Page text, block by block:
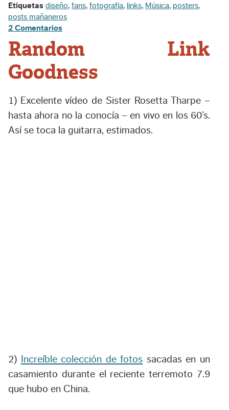
Etiquetas diseño, fans, fotografía, links, Música, posters,
posts mañaneros
2 Comentarios
Random Link
Goodness
1) Excelente vídeo de Sister Rosetta Tharpe –
hasta ahora no la conocía – en vivo en los 60’s.
Así se toca la guitarra, estimados.
2) Increíble colección de fotos sacadas en un
casamiento durante el reciente terremoto 7.9
que hubo en China.